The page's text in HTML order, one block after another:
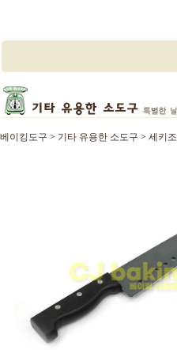
베이킹도구 > 기타 유용한 소도구 > 세키